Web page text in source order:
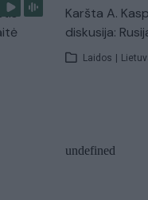
Karšta A.
diskusija:
Laidos |